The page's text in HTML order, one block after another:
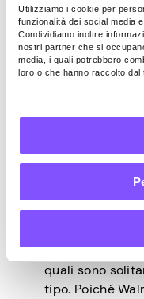
Utilizziamo i cookie per
funzionalità dei social media
Condividiamo inoltre
nostri partner che si
media, i quali potrebbero
loro o che hanno raccolto dal
Compleanni e
modo per
gratuiti. Uno
ottenerli è
di ricerca
piattaforme.
piattaforme
ottengono punti
Possono
un’ampia
quali sono
tipo. Poiché